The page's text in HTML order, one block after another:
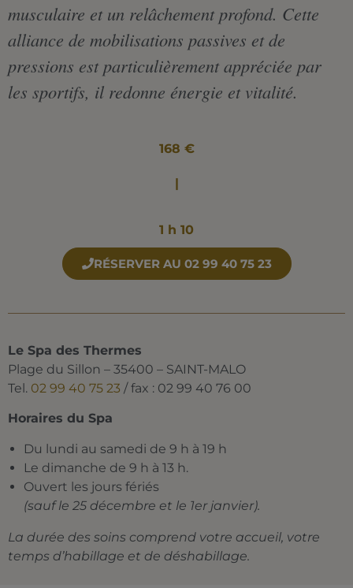
musculaire et un relâchement profond. Cette
alliance de mobilisations passives et de
pressions est particulièrement appréciée par
les sportifs, il redonne énergie et vitalité.
168 €
1 h 10
RÉSERVER AU 02 99 40 75 23
Le Spa des Thermes
Plage du Sillon – 35400 – SAINT-MALO
Tel. 02 99 40 75 23 / fax : 02 99 40 76 00
Horaires du Spa
Du lundi au samedi de 9 h à 19 h
Le dimanche de 9 h à 13 h.
Ouvert les jours fériés
(sauf le 25 décembre et le 1er janvier).
La durée des soins comprend votre accueil, votre
temps d’habillage et de déshabillage.